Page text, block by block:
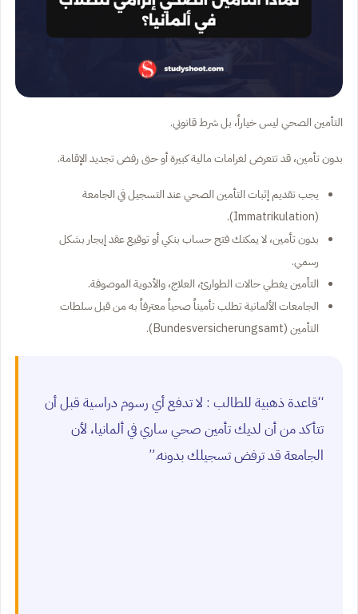
التأمين الصحي ليس خياراً، بل شرط قانوني.
بدون تأمين، قد تتعرض لغرامات مالية كبيرة أو حتى رفض تجديد الإقامة.
يجب تقديم إثبات التأمين الصحي عند التسجيل في الجامعة
(Immatrikulation).
بدون تأمين، لا يمكنك فتح حساب بنكي أو توقيع عقد إيجار بشكل
رسمي.
التأمين يغطي حالات الطوارئ، العلاج، والأدوية الموصوفة.
الجامعات الألمانية تطلب تأميناً صحياً معترفاً به من قبل سلطات
التأمين (Bundesversicherungsamt).
“قاعدة ذهبية للطالب : لا تدفع أي رسوم دراسية قبل أن
تتأكد من أن لديك تأمين صحي ساري في ألمانيا، لأن
الجامعة قد ترفض تسجيلك بدونه.”